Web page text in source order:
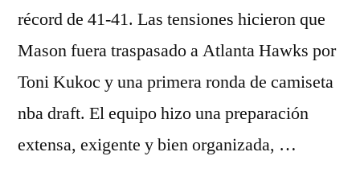
récord de 41-41. Las tensiones hicieron que
Mason fuera traspasado a Atlanta Hawks por
Toni Kukoc y una primera ronda de camiseta
nba draft. El equipo hizo una preparación
extensa, exigente y bien organizada, …